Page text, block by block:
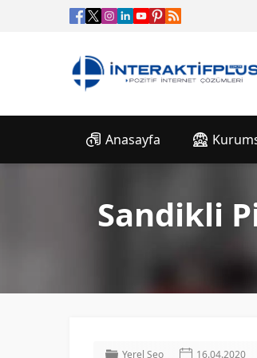
Anasayfa
Sandikli
Yerel Seo 16.04.2020